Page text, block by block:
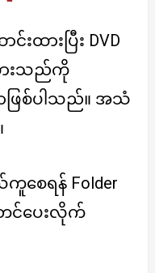
င်းထားပြီး DVD
ားသည်ကို
ာဖြစ်ပါသည်။ အသံ
စေရန် Folder
တင်ပေးလိုက်